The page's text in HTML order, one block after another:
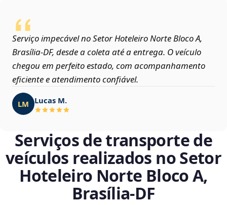
Serviço impecável no Setor Hoteleiro Norte Bloco A,
Brasília‑DF, desde a coleta até a entrega. O veículo
chegou em perfeito estado, com acompanhamento
eficiente e atendimento confiável.
LM Lucas M.
Serviços de transporte de
veículos realizados no Setor
Hoteleiro Norte Bloco A,
Brasília‑DF